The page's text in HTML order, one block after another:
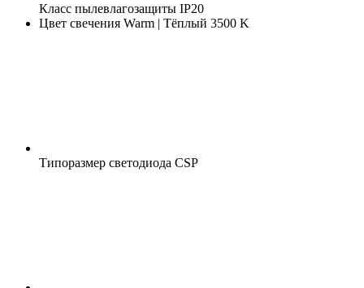
Класс пылевлагозащиты IP20
Цвет свечения Warm | Тёплый 3500 K
Типоразмер светодиода CSP